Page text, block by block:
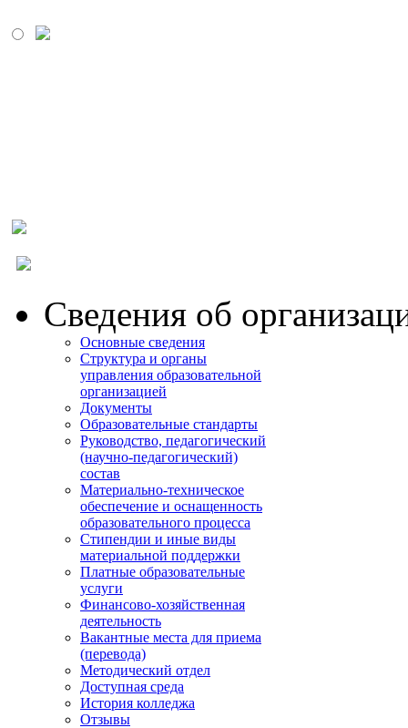
Сведения об
Основные сведения
Структура и органы
управления образовательной
организацией
Документы
Образовательные стандарты
Руководство, педагогический
(научно-педагогический)
состав
Материально-техническое
обеспечение и оснащенность
образовательного процесса
Стипендии и иные виды
материальной поддержки
Платные образовательные
услуги
Финансово-хозяйственная
деятельность
Вакантные места для приема
(перевода)
Методический отдел
Доступная среда
История колледжа
Отзывы